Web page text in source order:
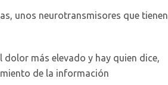
unos neurotransmisores que tienen
más elevado y hay quien dice,
de la información